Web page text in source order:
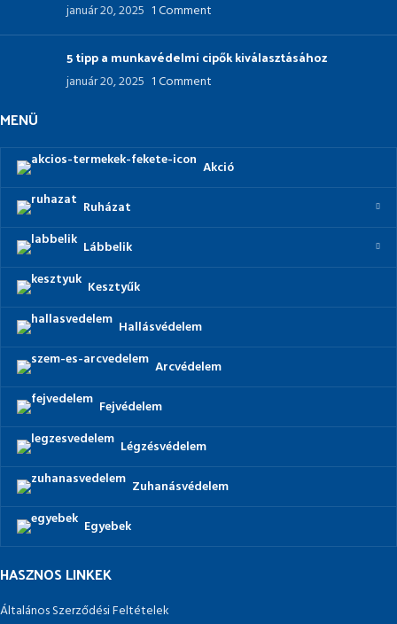
január 20, 2025 1 Comment
5 tipp a munkavédelmi cipők kiválasztásához
január 20, 2025 1 Comment
MENÜ
Akció
Ruházat
Lábbelik
Kesztyűk
Hallásvédelem
Arcvédelem
Fejvédelem
Légzésvédelem
Zuhanásvédelem
Egyebek
HASZNOS LINKEK
Általános Szerződési Feltételek